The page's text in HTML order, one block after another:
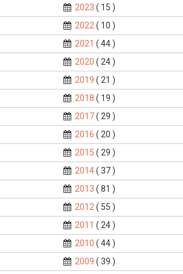
2023 ( 15 )
2022 ( 10 )
2021 ( 44 )
2020 ( 24 )
2019 ( 21 )
2018 ( 19 )
2017 ( 29 )
2016 ( 20 )
2015 ( 29 )
2014 ( 37 )
2013 ( 81 )
2012 ( 55 )
2011 ( 24 )
2010 ( 44 )
2009 ( 39 )